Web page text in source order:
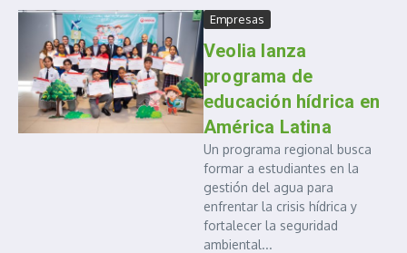
Empresas
Veolia lanza
programa de
educación hídrica en
América Latina
Un programa regional busca
formar a estudiantes en la
gestión del agua para
enfrentar la crisis hídrica y
fortalecer la seguridad
ambiental...